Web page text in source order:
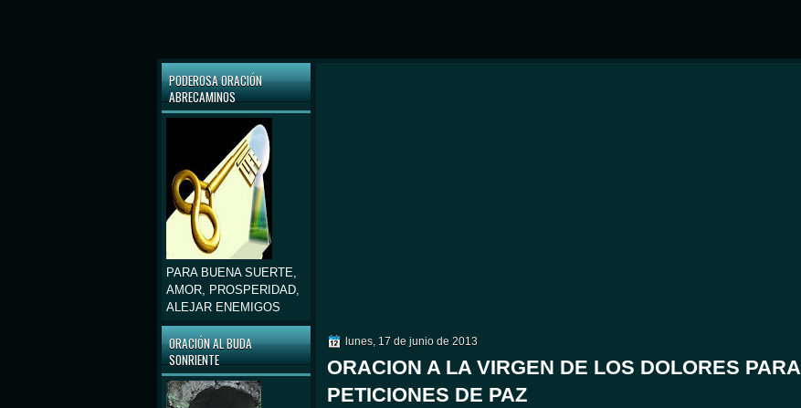
lunes, 17 de junio de 2013
ORACION A LA VIRGEN DE LOS DOLORES PARA
PETICIONES DE PAZ
PODEROSA ORACIÓN
ABRECAMINOS
PARA BUENA SUERTE,
AMOR, PROSPERIDAD,
ALEJAR ENEMIGOS
ORACIÓN AL BUDA
SONRIENTE